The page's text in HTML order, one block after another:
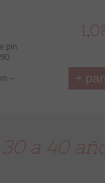
pin
–
+
a 40